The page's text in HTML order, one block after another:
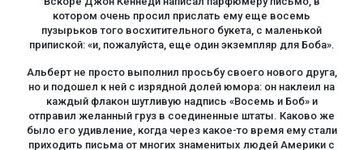
котором очень просил прислать ему еще восемь
пузырьков того восхитительного букета, с маленькой
припиской: «и, пожалуйста, еще один экземпляр для Боба».
Альберт не просто выполнил просьбу своего нового друга,
но и подошел к ней с изрядной долей юмора: он наклеил на
каждый флакон шутливую надпись «Восемь и Боб» и
отправил желанный груз в соединенные штаты. Каково же
было его удивление, когда через какое-то время ему стали
приходить письма от многих знаменитых людей Америки с